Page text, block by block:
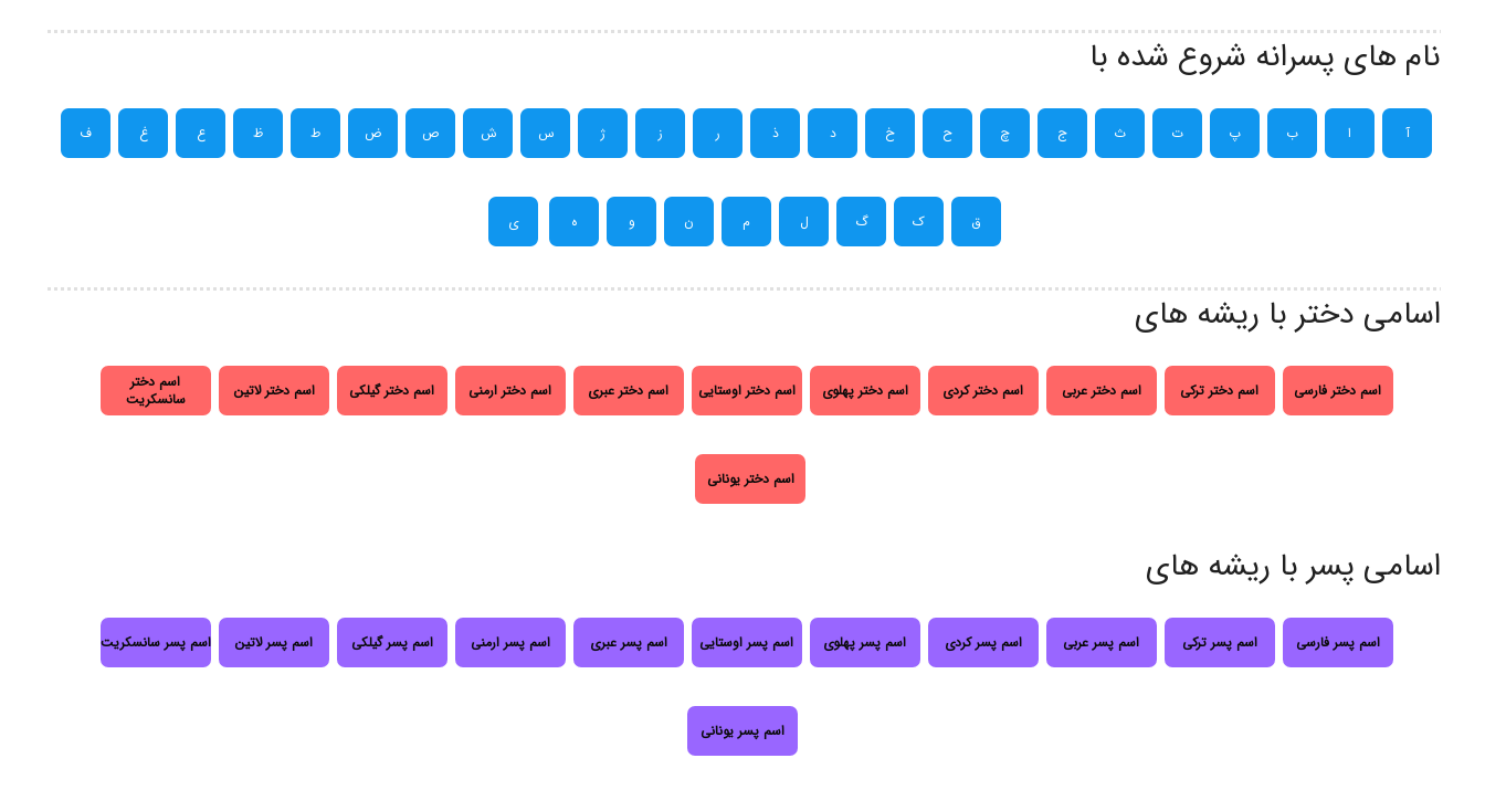
نام های پسرانه شروع شده با
آ ا ب پ ت ث ج چ ح خ د ذ ر ز ژ س ش ص ض ط ظ ع غ ف
ق ک گ ل م ن و ه ی
اسامی دختر با ریشه های
اسم دختر فارسی اسم دختر ترکی اسم دختر عربی اسم دختر کردی اسم دختر پهلوی اسم دختر اوستایی اسم دختر عبری اسم دختر ارمنی اسم دختر گیلکی اسم دختر لاتین
اسم دختر
سانسکریت
اسم دختر یونانی
اسامی پسر با ریشه های
اسم پسر فارسی اسم پسر ترکی اسم پسر عربی اسم پسر کردی اسم پسر پهلوی اسم پسر اوستایی اسم پسر عبری اسم پسر ارمنی اسم پسر گیلکی اسم پسر لاتین اسم پسر سانسکریت
اسم پسر یونانی